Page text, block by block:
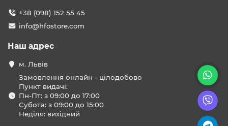
+38 (098) 152 55 45
info@hfostore.com
Наш адрес
м. Львів
Замовлення онлайн - цілодобово
Пункт видачі:
Пн-Пт: з 09:00 до 17:00
Субота: з 09:00 до 15:00
Неділя: вихідний